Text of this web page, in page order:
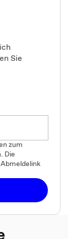
Sie
zum
Die